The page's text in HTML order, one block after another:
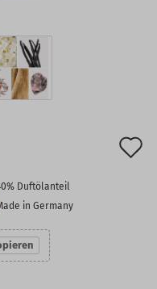
Duftölanteil
in Germany